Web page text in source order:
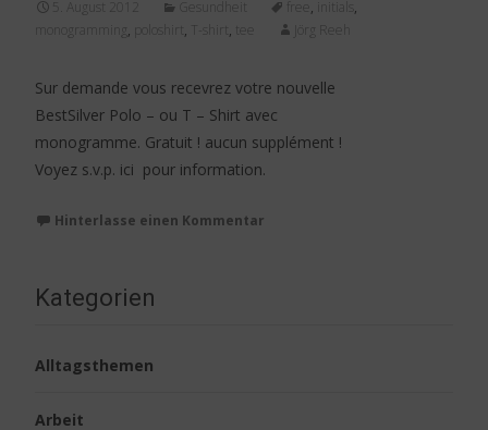
5. August 2012 Gesundheit free , initials ,
monogramming , poloshirt, T-shirt, tee Jörg Reeh
Sur demande vous recevrez votre nouvelle
BestSilver Polo – ou T – Shirt avec
monogramme. Gratuit ! aucun supplément !
Voyez s.v.p. ici pour information.
Hinterlasse einen Kommentar
Kategorien
Alltagsthemen
Arbeit